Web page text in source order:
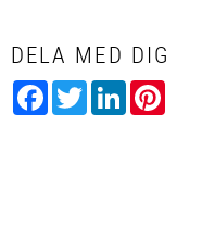
DELA MED DIG
Facebook
TwitterLinkedIn